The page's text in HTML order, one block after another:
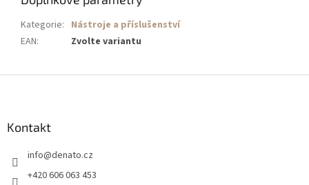
Kategorie: Nástroje a příslušenství
EAN: Zvolte variantu
Kontakt
info@denato.cz
+420 606 063 453